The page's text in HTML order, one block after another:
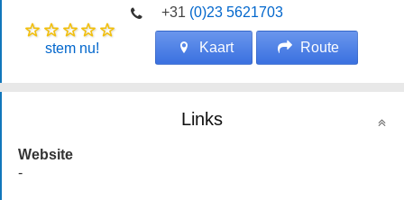
+31 (0)23 5621703
stem nu! Kaart Route
Links
Website
-